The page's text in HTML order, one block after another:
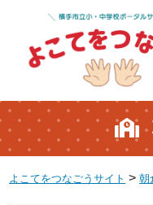
よこてをつなごうサイト >朝